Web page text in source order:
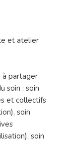
et atelier
à partager
soin : soin
et collectifs
soin
soin